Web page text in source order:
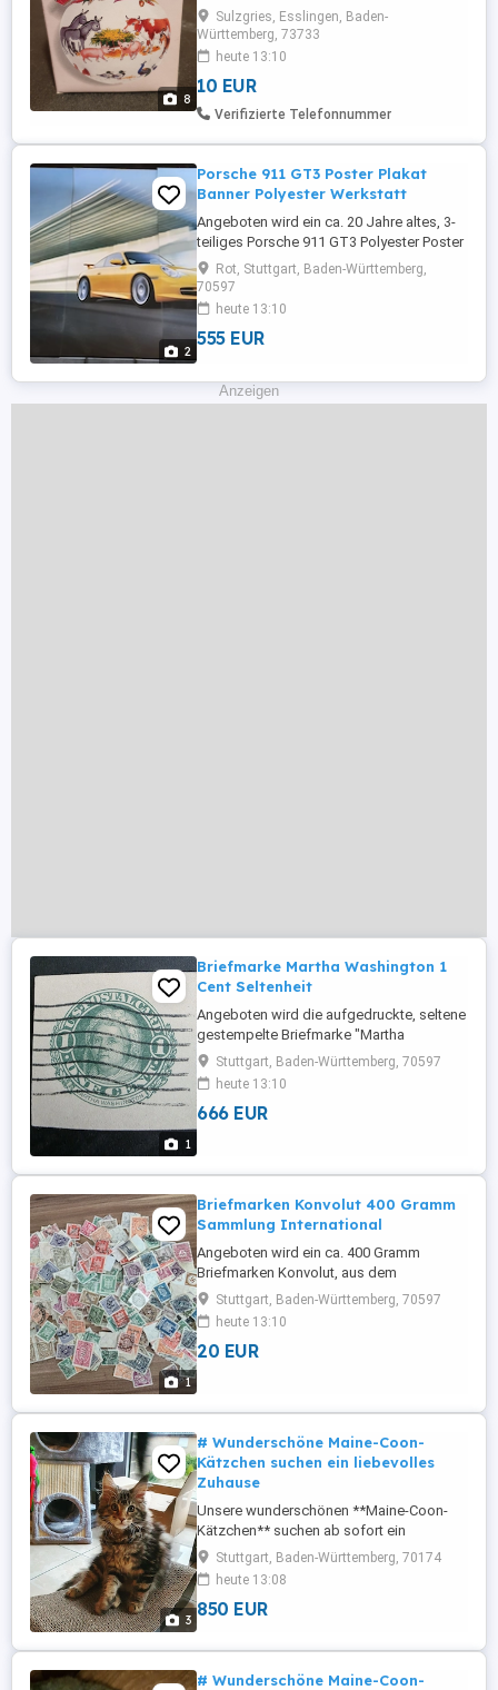
8
Über Quoka Bitte.
Sulzgries, Esslingen, Baden-
Württemberg, 73733
heute 13:10
10 EUR
Verifizierte Telefonnummer
2
Porsche 911 GT3 Poster Plakat
Banner Polyester Werkstatt
Angeboten wird ein ca. 20 Jahre altes, 3-
teiliges Porsche 911 GT3 Polyester Poster
Banner. Auf der Rückseite sind technische
Details vom Porsche 911 GT3 gelistet.
Maße: Länge 170 cm, Breite: 3x70cm (210
Absprache möglich.
Rot, Stuttgart, Baden-Württemberg,
70597
heute 13:10
555 EUR
Anzeigen
1
Briefmarke Martha Washington 1
Cent Seltenheit
Angeboten wird die aufgedruckte, seltene
gestempelte Briefmarke "Martha
Washington". Besichtigung und Abholung
nach Absprache möglich.
Stuttgart, Baden-Württemberg, 70597
heute 13:10
666 EUR
1
Briefmarken Konvolut 400 Gramm
Sammlung International
Angeboten wird ein ca. 400 Gramm
Briefmarken Konvolut, aus dem
Deutschen Reich, DDR, International.
Abholung nach Absprache möglich.
Stuttgart, Baden-Württemberg, 70597
heute 13:10
20 EUR
3
# Wunderschöne Maine-Coon-
Kätzchen suchen ein liebevolles
Zuhause
Unsere wunderschönen **Maine-Coon-
Kätzchen** suchen ab sofort ein
liebevolles und verantwortungsbewusstes
Zuhause. Die Kleinen wachsen in einer
familiären Umgebung auf, erhalten viel
Aufmerksamkeit und sind bestens
und an Kinder sowie andere Haustiere
gewöhnt. ### ...
Stuttgart, Baden-Württemberg, 70174
heute 13:08
850 EUR
# Wunderschöne Maine-Coon-